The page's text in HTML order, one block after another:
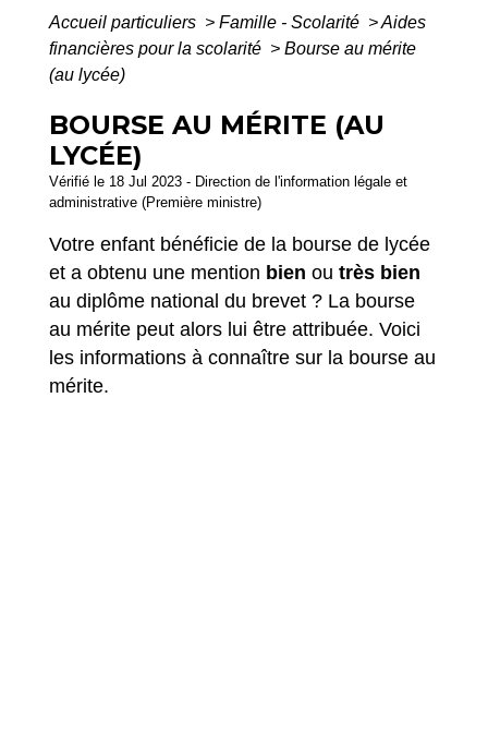
Accueil particuliers > Famille - Scolarité >Aides
financières pour la scolarité > Bourse au mérite
(au lycée)
BOURSE AU MÉRITE (AU
LYCÉE)
Vérifié le 18 Jul 2023 - Direction de l'information légale et
administrative (Première ministre)
Votre enfant bénéficie de la bourse de lycée
et a obtenu une mention bien ou très bien
au diplôme national du brevet ? La bourse
au mérite peut alors lui être attribuée. Voici
les informations à connaître sur la bourse au
mérite.